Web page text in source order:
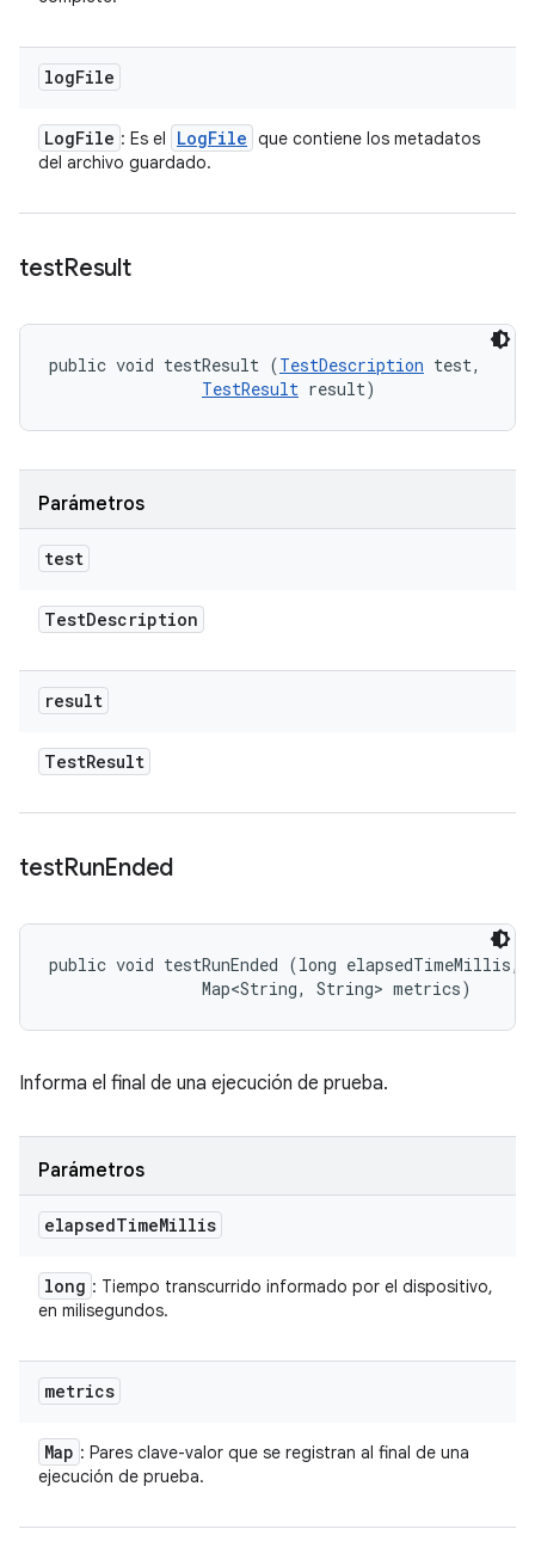
logFile
LogFile : Es el LogFile que contiene los metadatos
del archivo guardado.
testResult
public void testResult (TestDescription test,
TestResult result)
Parámetros
test
TestDescription
result
TestResult
testRunEnded
public void testRunEnded (long elapsedTimeMillis,
                Map<String, String> metrics)
Informa el final de una ejecución de prueba.
Parámetros
elapsedTimeMillis
long : Tiempo transcurrido informado por el dispositivo,
en milisegundos.
metrics
Map : Pares clave-valor que se registran al final de una
ejecución de prueba.